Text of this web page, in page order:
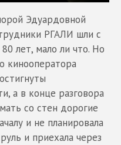
Эдуардовной
РГАЛИ шли с
лет, мало ли что. Но
кинооператора
а в конце разговора
со стен дорогие
и не планировала
и приехала через